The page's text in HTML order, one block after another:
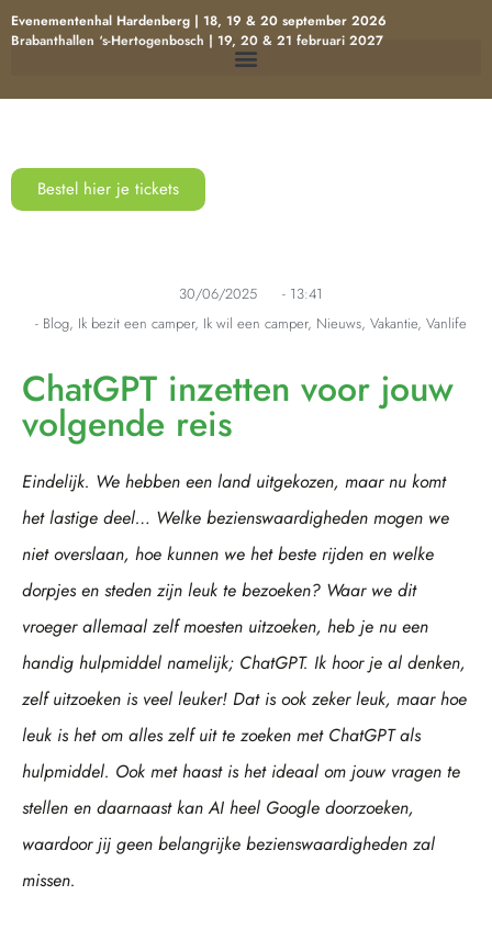
Evenementenhal Hardenberg | 18, 19 & 20 september 2026
Brabanthallen ‘s-Hertogenbosch | 19, 20 & 21 februari 2027
Bestel hier je tickets
30/06/2025 - 13:41
- Blog, Ik bezit een camper, Ik wil een camper, Nieuws, Vakantie, Vanlife
ChatGPT inzetten voor jouw
volgende reis
Eindelijk. We hebben een land uitgekozen, maar nu komt
het lastige deel… Welke bezienswaardigheden mogen we
niet overslaan, hoe kunnen we het beste rijden en welke
dorpjes en steden zijn leuk te bezoeken? Waar we dit
vroeger allemaal zelf moesten uitzoeken, heb je nu een
handig hulpmiddel namelijk; ChatGPT. Ik hoor je al denken,
zelf uitzoeken is veel leuker! Dat is ook zeker leuk, maar hoe
leuk is het om alles zelf uit te zoeken met ChatGPTals
hulpmiddel. Ook met haast is het ideaal om jouw vragen te
stellen en daarnaast kan AI heel Google doorzoeken,
waardoorjij geen belangrijke bezienswaardigheden zal
missen.